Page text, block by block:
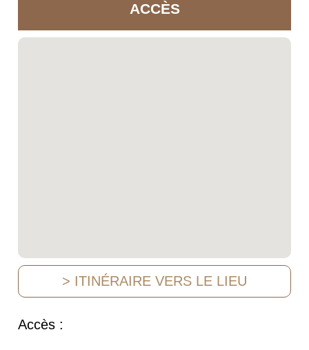
ACCÈS
> ITINÉRAIRE VERS LE LIEU
Accès :